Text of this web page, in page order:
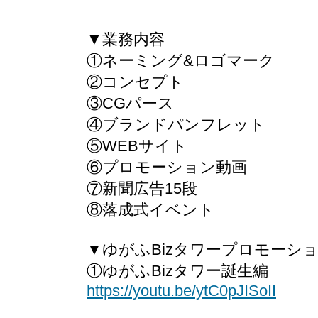
▼業務内容
①ネーミング&ロゴマーク
②コンセプト
③CGパース
④ブランドパンフレット
⑤WEBサイト
⑥プロモーション動画
⑦新聞広告15段
⑧落成式イベント
▼ゆがふBizタワープロモーシ
①ゆがふBizタワー誕生編
https://youtu.be/ytC0pJISoII